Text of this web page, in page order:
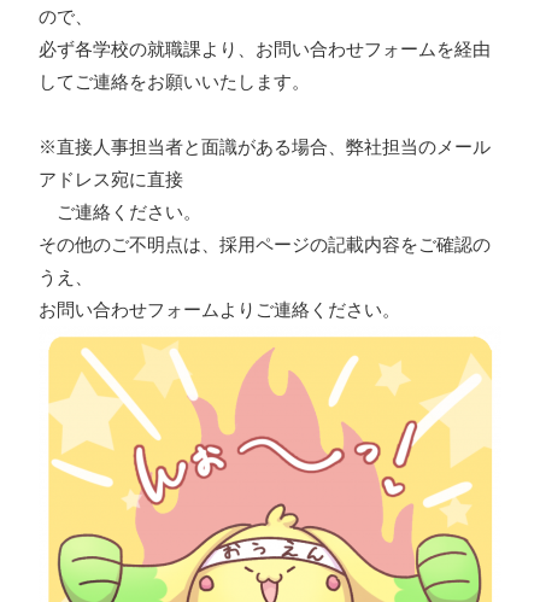
ので、
必ず各学校の就職課より、 お問い合わせフォーム を経由
してご連絡をお願いいたします。
※直接人事担当者と面識がある場合、弊社担当のメール
アドレス宛に直接
ご連絡ください。
その他のご不明点は、採用ページの記載内容をご確認の
うえ、
お問い合わせフォームよりご連絡ください。